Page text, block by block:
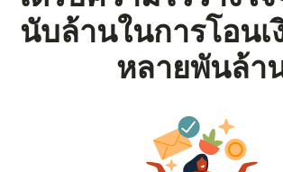
นับล้านในการโอนเ
หลายพันล้า